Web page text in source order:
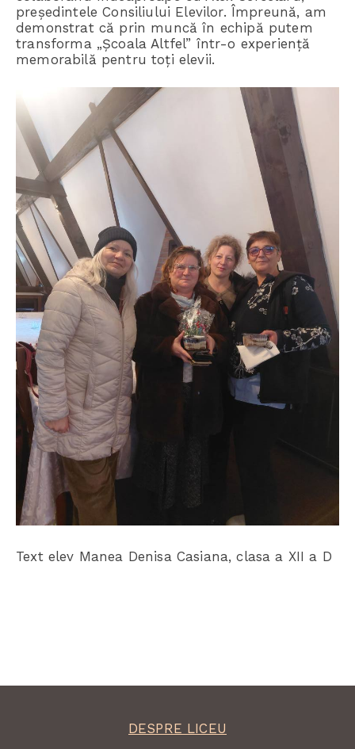
președintele Consiliului Elevilor. Împreună, am
demonstrat că prin muncă în echipă putem
transforma „Școala Altfel” într-o experiență
memorabilă pentru toți elevii.
Text elev Manea Denisa Casiana, clasa a XII a D
DESPRE LICEU